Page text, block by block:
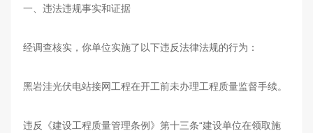
一、违法违规事实和证据
经调查核实，你单位实施了以下违反法律法规的行为：
黑岩洼光伏电站接网工程在开工前未办理工程质量监督手续。
违反《建设工程质量管理条例》第十三条“建设单位在领取施